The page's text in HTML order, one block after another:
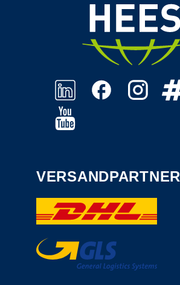
VERSANDPARTNER